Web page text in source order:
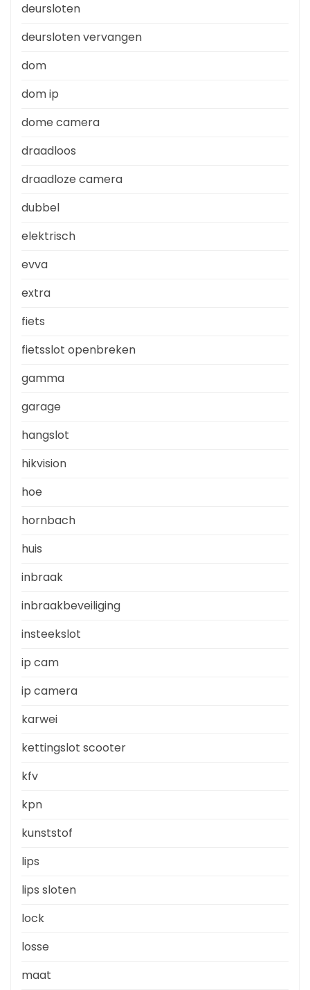
deursloten
deursloten vervangen
dom
dom ip
dome camera
draadloos
draadloze camera
dubbel
elektrisch
evva
extra
fiets
fietsslot openbreken
gamma
garage
hangslot
hikvision
hoe
hornbach
huis
inbraak
inbraakbeveiliging
insteekslot
ip cam
ip camera
karwei
kettingslot scooter
kfv
kpn
kunststof
lips
lips sloten
lock
losse
maat